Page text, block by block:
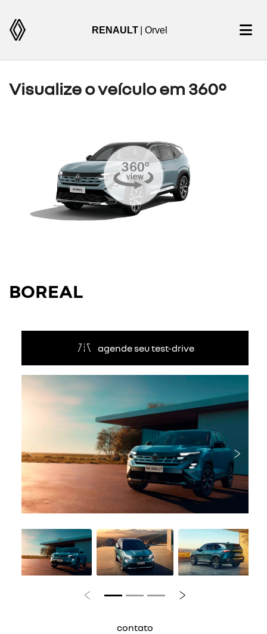
RENAULT | Orvel
Visualize o veículo em 360°
BOREAL
agende seu test-drive
Anterior
Anterior Próximo
contato